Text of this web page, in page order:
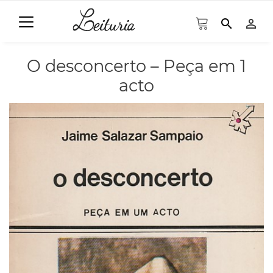
search person_outline
O desconcerto – Peça em 1
acto